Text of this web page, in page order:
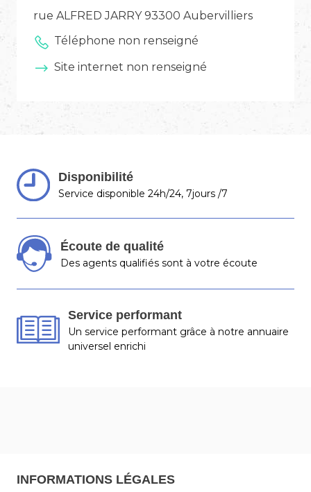
rue ALFRED JARRY 93300 Aubervilliers
Téléphone non renseigné
Site internet non renseigné
Disponibilité
Service disponible 24h/24, 7jours /7
Écoute de qualité
Des agents qualifiés sont à votre écoute
Service performant
Un service performant grâce à notre annuaire
universel enrichi
INFORMATIONS LÉGALES